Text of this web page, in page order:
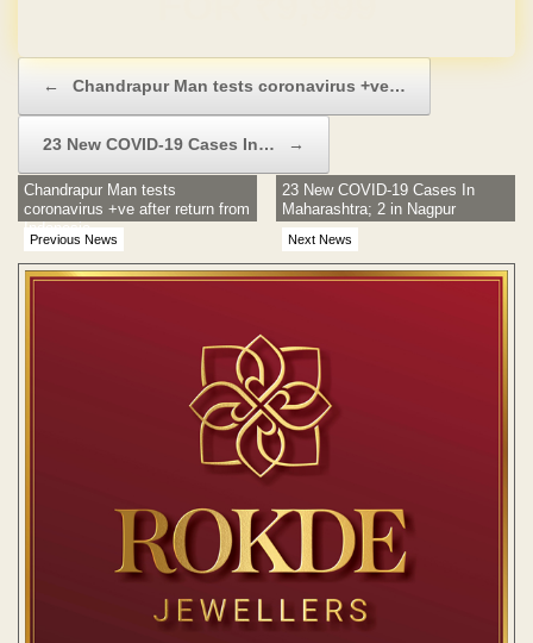
← Chandrapur Man tests coronavirus +ve…
23 New COVID-19 Cases In… →
Previous News
Chandrapur Man tests
coronavirus +ve after return from
Indonesia
Next News
23 New COVID-19 Cases In
Maharashtra; 2 in Nagpur